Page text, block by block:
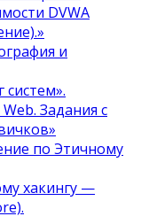
DVWA
и
систем».
Задания с
по Этичному
хакингу —